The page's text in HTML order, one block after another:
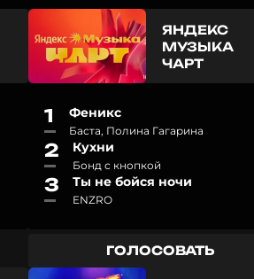
ЯНДЕКС
МУЗЫКА
ЧАРТ
1 Феникс
Баста, Полина Гагарина
2 Кухни
Бонд с кнопкой
3 Ты не бойся ночи
ENZRO
ГОЛОСОВАТЬ